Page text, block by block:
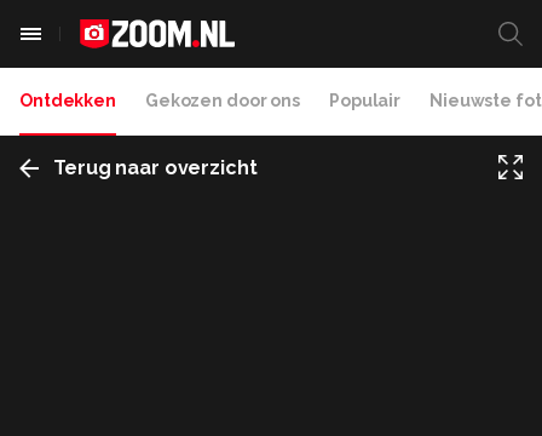
Ontdekken Gekozen door ons Populair Nieuwste
Terug naar overzicht